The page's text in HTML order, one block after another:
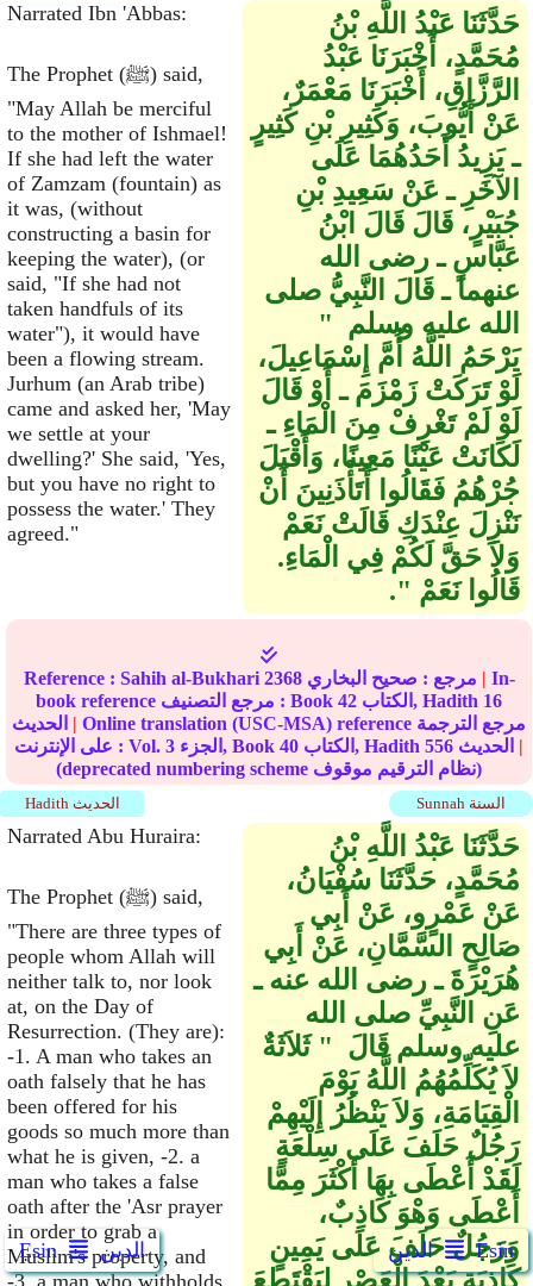
Ẹsin الدين الدين Ẹsin
Narrated Ibn 'Abbas:
The Prophet (ﷺ) said,
"May Allah be merciful
to the mother of Ishmael!
If she had left the water
of Zamzam (fountain) as
it was, (without
constructing a basin for
keeping the water), (or
said, "If she had not
taken handfuls of its
water"), it would have
been a flowing stream.
Jurhum (an Arab tribe)
came and asked her, 'May
we settle at your
dwelling?' She said, 'Yes,
but you have no right to
possess the water.' They
agreed."
حَدَّثَنَا عَبْدُ اللَّهِ بْنُ
مُحَمَّدٍ، أَخْبَرَنَا عَبْدُ
الرَّزَّاقِ، أَخْبَرَنَا مَعْمَرٌ،
عَنْ أَيُّوبَ، وَكَثِيرِ بْنِ كَثِيرٍ
ـ يَزِيدُ أَحَدُهُمَا عَلَى
الآخَرِ ـ عَنْ سَعِيدِ بْنِ
جُبَيْرٍ، قَالَ قَالَ ابْنُ
عَبَّاسٍ ـ رضى الله
عنهما ـ قَالَ النَّبِيُّ صلى
الله عليه وسلم ‏ "‏
يَرْحَمُ اللَّهُ أُمَّ إِسْمَاعِيلَ،
لَوْ تَرَكَتْ زَمْزَمَ ـ أَوْ قَالَ
لَوْ لَمْ تَغْرِفْ مِنَ الْمَاءِ ـ
لَكَانَتْ عَيْنًا مَعِينًا، وَأَقْبَلَ
جُرْهُمُ فَقَالُوا أَتَأْذَنِينَ أَنْ
نَنْزِلَ عِنْدَكِ قَالَتْ نَعَمْ
وَلاَ حَقَّ لَكُمْ فِي الْمَاءِ‏.‏
قَالُوا نَعَمْ ‏"‏‏.‏
Reference : Sahih al-Bukhari 2368 مرجع : صحيح البخاري | In-
book reference مرجع التصنيف : Book 42 الكتاب, Hadith 16
| Online translation (USC-MSA) reference مرجع الترجمة
على الإنترنت : Vol. 3 الجزء, Book 40 الكتاب, Hadith 556
|
(deprecated numbering scheme نظام الترقيم موقوف)
Sunnah السنة Hadith الحديث
Narrated Abu Huraira:
The Prophet (ﷺ) said,
"There are three types of
people whom Allah will
neither talk to, nor look
at, on the Day of
Resurrection. (They are):
-1. A man who takes an
oath falsely that he has
been offered for his
goods so much more than
what he is given, -2. a
man who takes a false
oath after the 'Asr prayer
in order to grab a
Muslim's property, and
-3. a man who withholds
حَدَّثَنَا عَبْدُ اللَّهِ بْنُ
مُحَمَّدٍ، حَدَّثَنَا سُفْيَانُ،
عَنْ عَمْرٍو، عَنْ أَبِي
صَالِحٍ السَّمَّانِ، عَنْ أَبِي
هُرَيْرَةَ ـ رضى الله عنه ـ
عَنِ النَّبِيِّ صلى الله
عليه وسلم قَالَ ‏ "‏ ثَلاَثَةٌ
لاَ يُكَلِّمُهُمُ اللَّهُ يَوْمَ
الْقِيَامَةِ، وَلاَ يَنْظُرُ إِلَيْهِمْ
رَجُلٌ حَلَفَ عَلَى سِلْعَةٍ
لَقَدْ أَعْطَى بِهَا أَكْثَرَ مِمَّا
أَعْطَى وَهْوَ كَاذِبٌ،
وَرَجُلٌ حَلَفَ عَلَى يَمِينٍ